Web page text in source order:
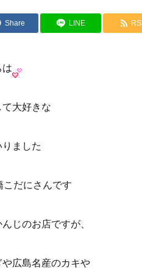
Share LINE
は
大好きな
ました
こだにさんです
じのお店ですが、
広島名産のカキや